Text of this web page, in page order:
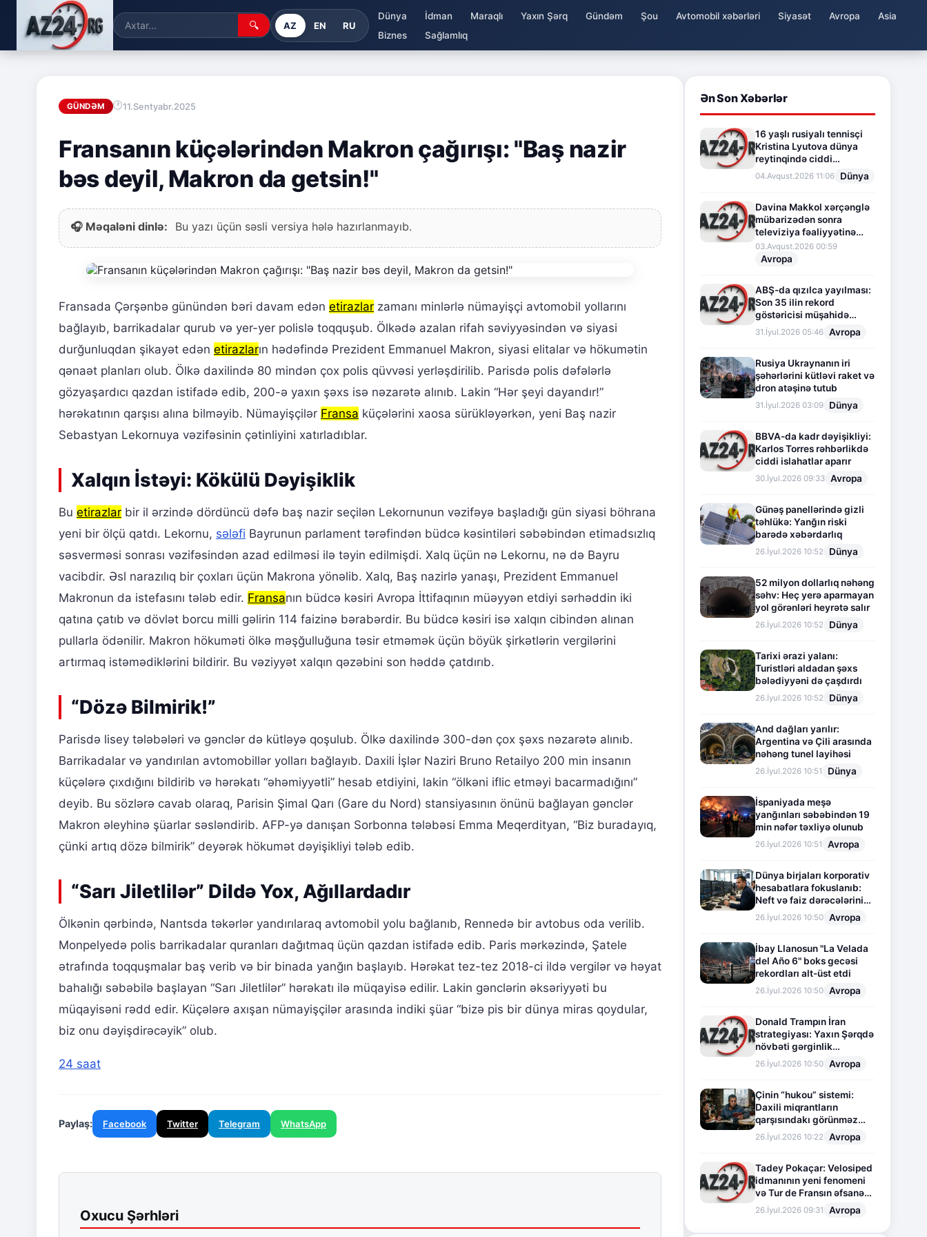
🔍 AZ EN RU
Dünya İdman Maraqlı Yaxın Şərq Gündəm Şou Avtomobil xəbərləri Siyasət Avropa
Asia
Biznes
Sağlamlıq
GÜNDƏM 11.Sentyabr.2025
Fransanın küçələrindən Makron çağırışı: "Baş nazir
bəs deyil, Makron da getsin!"
🎧 Məqaləni dinlə: Bu yazı üçün səsli versiya hələ hazırlanmayıb.
Fransada Çərşənbə günündən bəri davam edən etirazlar zamanı minlərlə nümayişçi avtomobil yollarını
bağlayıb, barrikadalar qurub və yer-yer polislə toqquşub. Ölkədə azalan rifah səviyyəsindən və siyasi
durğunluqdan şikayət edən etirazların hədəfində Prezident Emmanuel Makron, siyasi elitalar və hökumətin
qənaət planları olub. Ölkə daxilində 80 mindən çox polis qüvvəsi yerləşdirilib. Parisdə polis dəfələrlə
gözyaşardıcı qazdan istifadə edib, 200-ə yaxın şəxs isə nəzarətə alınıb. Lakin “Hər şeyi dayandır!”
hərəkatının qarşısı alına bilməyib. Nümayişçilər Fransa küçələrini xaosa sürükləyərkən, yeni Baş nazir
Sebastyan Lekornuya vəzifəsinin çətinliyini xatırladıblar.
Xalqın İstəyi: Kökülü Dəyişiklik
Bu etirazlar bir il ərzində dördüncü dəfə baş nazir seçilən Lekornunun vəzifəyə başladığı gün siyasi böhrana
yeni bir ölçü qatdı. Lekornu, sələfi Bayrunun parlament tərəfindən büdcə kəsintiləri səbəbindən etimadsızlıq
səsverməsi sonrası vəzifəsindən azad edilməsi ilə təyin edilmişdi. Xalq üçün nə Lekornu, nə də Bayru
vacibdir. Əsl narazılıq bir çoxları üçün Makrona yönəlib. Xalq, Baş nazirlə yanaşı, Prezident Emmanuel
Makronun da istefasını tələb edir. Fransanın büdcə kəsiri Avropa İttifaqının müəyyən etdiyi sərhəddin iki
qatına çatıb və dövlət borcu milli gəlirin 114 faizinə bərabərdir. Bu büdcə kəsiri isə xalqın cibindən alınan
pullarla ödənilir. Makron hökuməti ölkə məşğulluğuna təsir etməmək üçün böyük şirkətlərin vergilərini
artırmaq istəmədiklərini bildirir. Bu vəziyyət xalqın qəzəbini son həddə çatdırıb.
“Dözə Bilmirik!”
Parisdə lisey tələbələri və gənclər də kütləyə qoşulub. Ölkə daxilində 300-dən çox şəxs nəzarətə alınıb.
Barrikadalar və yandırılan avtomobillər yolları bağlayıb. Daxili İşlər Naziri Bruno Retailyo 200 min insanın
küçələrə çıxdığını bildirib və hərəkatı “əhəmiyyətli” hesab etdiyini, lakin “ölkəni iflic etməyi bacarmadığını”
deyib. Bu sözlərə cavab olaraq, Parisin Şimal Qarı (Gare du Nord) stansiyasının önünü bağlayan gənclər
Makron əleyhinə şüarlar səsləndirib. AFP-yə danışan Sorbonna tələbəsi Emma Meqerdityan, “Biz buradayıq,
çünki artıq dözə bilmirik” deyərək hökumət dəyişikliyi tələb edib.
“Sarı Jiletlilər” Dildə Yox, Ağıllardadır
Ölkənin qərbində, Nantsda təkərlər yandırılaraq avtomobil yolu bağlanıb, Rennedə bir avtobus oda verilib.
Monpelyedə polis barrikadalar quranları dağıtmaq üçün qazdan istifadə edib. Paris mərkəzində, Şatele
ətrafında toqquşmalar baş verib və bir binada yanğın başlayıb. Hərəkat tez-tez 2018-ci ildə vergilər və həyat
bahalığı səbəbilə başlayan “Sarı Jiletlilər” hərəkatı ilə müqayisə edilir. Lakin gənclərin əksəriyyəti bu
müqayisəni rədd edir. Küçələrə axışan nümayişçilər arasında indiki şüar “bizə pis bir dünya miras qoydular,
biz onu dəyişdirəcəyik” olub.
24 saat
Paylaş: Facebook Twitter Telegram WhatsApp
Oxucu Şərhləri
Ən Son Xəbərlər
16 yaşlı rusiyalı tennisçi
Kristina Lyutova dünya
reytinqində ciddi
irəliləyişə imza atdı
04.Avqust.2026 11:06 Dünya
Davina Makkol xərçənglə
mübarizədən sonra
televiziya fəaliyyətinə
fasilə verir
03.Avqust.2026 00:59
Avropa
ABŞ-da qızılca yayılması:
Son 35 ilin rekord
göstəricisi müşahidə
olunur
31.İyul.2026 05:46 Avropa
Rusiya Ukraynanın iri
şəhərlərini kütləvi raket və
dron atəşinə tutub
31.İyul.2026 03:09 Dünya
BBVA-da kadr dəyişikliyi:
Karlos Torres rəhbərlikdə
ciddi islahatlar aparır
30.İyul.2026 09:33 Avropa
Günəş panellərində gizli
təhlükə: Yanğın riski
barədə xəbərdarlıq
26.İyul.2026 10:52 Dünya
52 milyon dollarlıq nəhəng
səhv: Heç yerə aparmayan
yol görənləri heyrətə salır
26.İyul.2026 10:52 Dünya
Tarixi ərazi yalanı:
Turistləri aldadan şəxs
bələdiyyəni də çaşdırdı
26.İyul.2026 10:52 Dünya
And dağları yarılır:
Argentina və Çili arasında
nəhəng tunel layihəsi
26.İyul.2026 10:51 Dünya
İspaniyada meşə
yanğınları səbəbindən 19
min nəfər təxliyə olunub
26.İyul.2026 10:51 Avropa
Dünya birjaları korporativ
hesabatlara fokuslanıb:
Neft və faiz dərəcələrinin
təsiri altında cari vəziyyət
26.İyul.2026 10:50 Avropa
İbay Llanosun "La Velada
del Año 6" boks gecəsi
rekordları alt-üst etdi
26.İyul.2026 10:50 Avropa
Donald Trampın İran
strategiyası: Yaxın Şərqdə
növbəti gərginlik
mərhələsi
26.İyul.2026 10:50 Avropa
Çinin “hukou” sistemi:
Daxili miqrantların
qarşısındakı görünməz
sədd
26.İyul.2026 10:22 Avropa
Tadey Pokaçar: Velosiped
idmanının yeni fenomeni
və Tur de Fransın əfsanəvi
səhifəsi
26.İyul.2026 09:31 Avropa